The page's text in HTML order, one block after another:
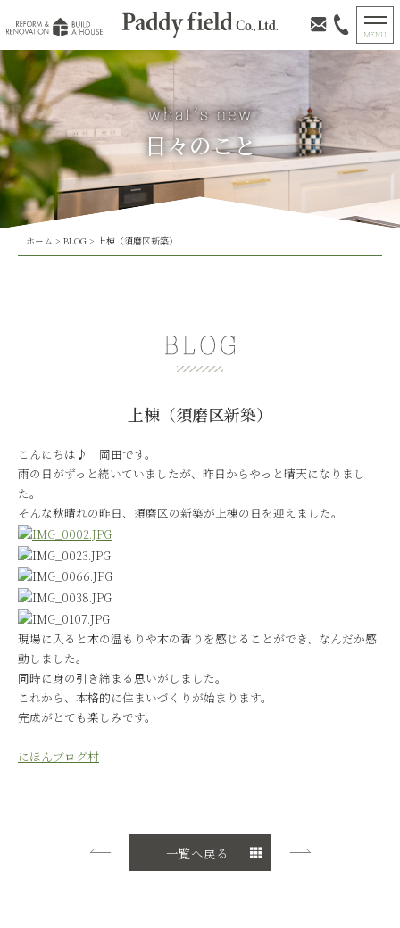
日々のこと
ホーム > BLOG> 上棟（須磨区新築）
上棟（須磨区新築）
こんにちは♪ 岡田です。
雨の日がずっと続いていましたが、昨日からやっと晴天になりまし
た。
そんな秋晴れの昨日、須磨区の新築が上棟の日を迎えました。
現場に入ると木の温もりや木の香りを感じることができ、なんだか感
動しました。
同時に身の引き締まる思いがしました。
これから、本格的に住まいづくりが始まります。
完成がとても楽しみです。
にほんブログ村
一覧へ戻る